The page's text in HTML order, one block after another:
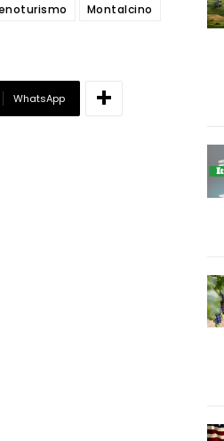
Montalcino
WhatsApp